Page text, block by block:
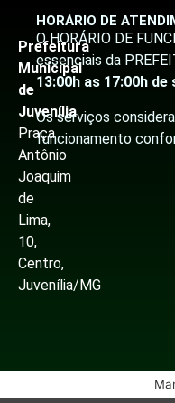
Prefeitura
Municipal
de
Juvenília
Praça
Antônio
Joaquim
de
Lima,
10,
Centro,
Juvenília/MG
HORÁRIO DE
O HORÁRIO DE
essenciais da
13:00h as 17:00h
Os serviços
funcionamento